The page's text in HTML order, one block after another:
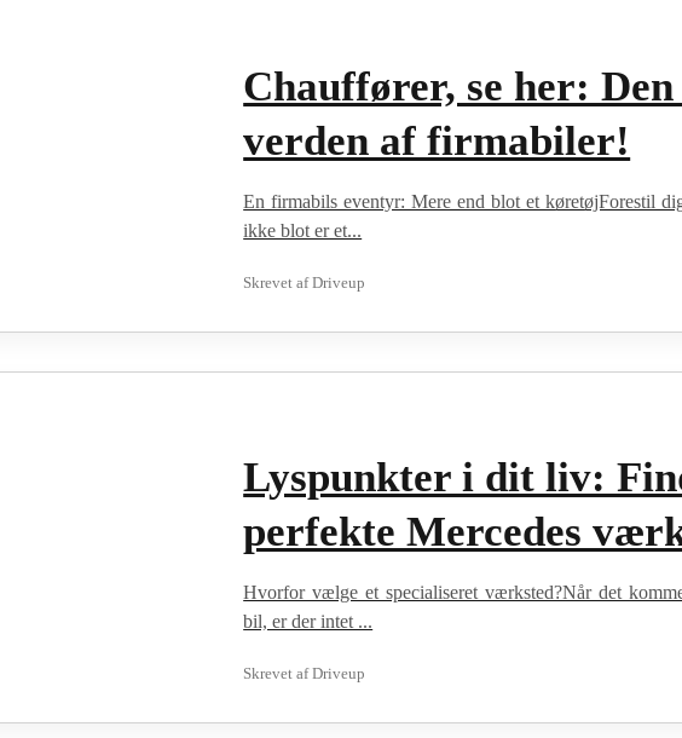
Chauffører, se her:
verden af firmabiler!
En firmabils eventyr: Mere end blot et køretøjForestil
ikke blot er et...
Skrevet afDriveup
Lyspunkter i dit liv:
perfekte Mercedes
Hvorfor vælge et specialiseret værksted?Når det
bil, er der intet ...
Skrevet afDriveup